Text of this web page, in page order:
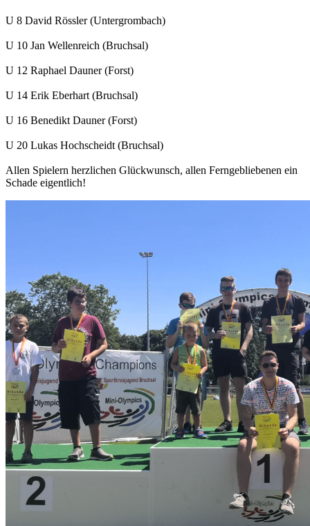
U 8 David Rössler (Untergrombach)
U 10 Jan Wellenreich (Bruchsal)
U 12 Raphael Dauner (Forst)
U 14 Erik Eberhart (Bruchsal)
U 16 Benedikt Dauner (Forst)
U 20 Lukas Hochscheidt (Bruchsal)
Allen Spielern herzlichen Glückwunsch, allen Ferngebliebenen ein
Schade eigentlich!